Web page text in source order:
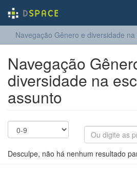
Navegação Gênero e diversidade
Navegação
diversidade na
assunto
Desculpe, não há nenhum resultado